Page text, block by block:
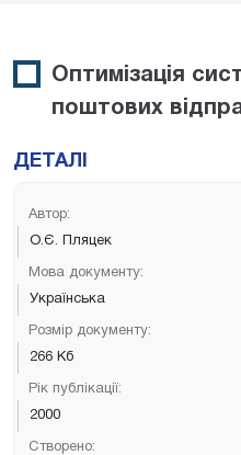
Оптимізація
поштових
ДЕТАЛІ
Автор:
О.Є. Пляцек
Мова документу:
Українська
Розмір документу:
266 Кб
Рік публікації:
2000
Створено: